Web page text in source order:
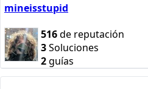
mineisstupid
516de reputación
3Soluciones
2guías